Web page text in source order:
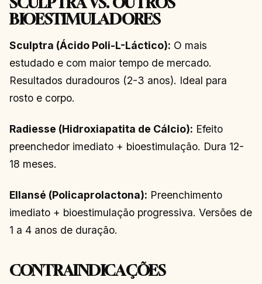
BIOESTIMULADORES
Sculptra (Ácido Poli-L-Láctico): O mais
estudado e com maior tempo de mercado.
Resultados duradouros (2-3 anos). Ideal para
rosto e corpo.
Radiesse (Hidroxiapatita de Cálcio): Efeito
preenchedor imediato + bioestimulação. Dura 12-
18 meses.
Ellansé (Policaprolactona): Preenchimento
imediato + bioestimulação progressiva. Versões de
1 a 4 anos de duração.
CONTRAINDICAÇÕES